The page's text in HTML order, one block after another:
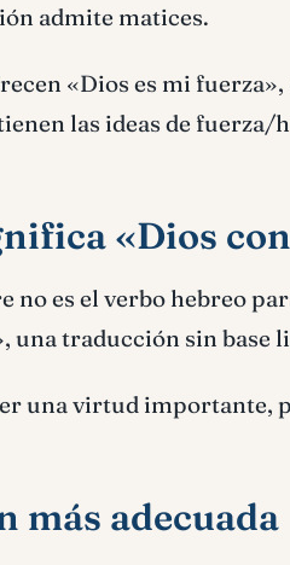
admite matices.
«Dios es mi
las ideas de fuerza/
«Dios
no es el verbo hebreo
una traducción sin base
una virtud importante,
más adecuada